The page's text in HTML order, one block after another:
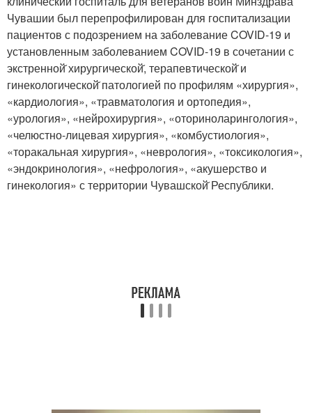
Чувашии был перепрофилирован для госпитализации
пациентов с подозрением на заболевание COVID-19 и
установленным заболеванием COVID-19 в сочетании с
экстренной̆ хирургической̆, терапевтической̆ и
гинекологической̆ патологией по профилям «хирургия»,
«кардиология», «травматология и ортопедия»,
«урология», «нейрохирургия», «оториноларингология»,
«челюстно-лицевая хирургия», «комбустиология»,
«торакальная хирургия», «неврология», «токсикология»,
«эндокринология», «нефрология», «акушерство и
гинекология» с территории Чувашской̆ Республики.